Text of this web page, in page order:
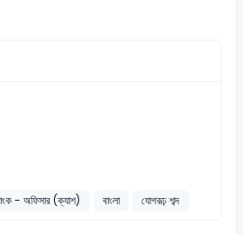
- অফিসার (ক্যাশ) বাংলা যোগরূঢ় শব্দ